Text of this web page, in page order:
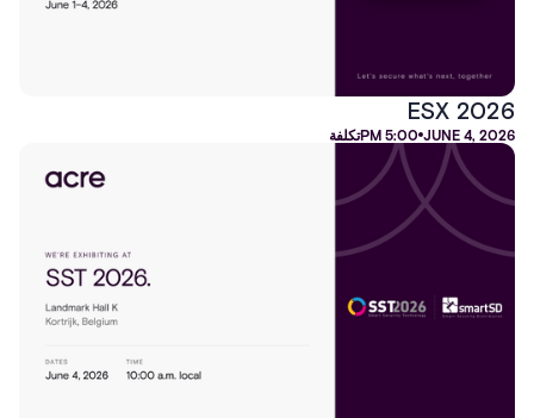
ESX 2026
JUNE 4, 2026
5:00 PM تكلفة